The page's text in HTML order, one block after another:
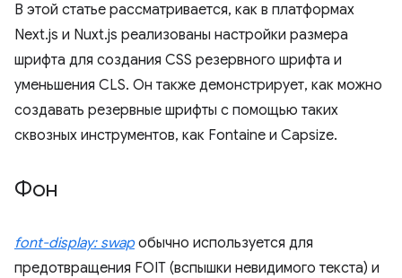
В этой статье рассматривается, как в платформах
Next.js и Nuxt.js реализованы настройки размера
шрифта для создания CSS резервного шрифта и
уменьшения CLS. Он также демонстрирует, как можно
создавать резервные шрифты с помощью таких
сквозных инструментов, как Fontaine и Capsize.
Фон
font-display: swapобычно используется для
предотвращения FOIT (вспышки невидимого текста) и